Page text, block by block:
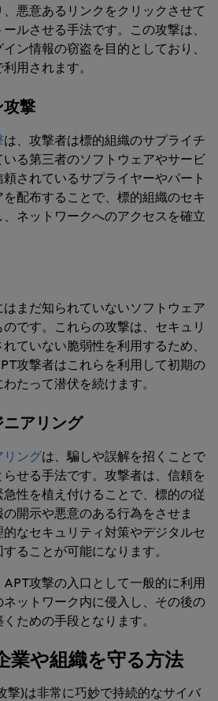
悪意あるリンクをクリックさせて
ルさせる手法です。この攻撃は、
ン情報の窃盗を目的としており、
用されます。
攻撃
は、攻撃者は標的組織のサプライチ
る第三者のソフトウェアやサービ
されているサプライヤーやパート
配布することで、標的組織のセキ
ネットワークへのアクセスを確立
まだ知られていないソフトウェア
です。これらの攻撃は、セキュリ
ていない脆弱性を利用するため、
攻撃者はこれらを利用して初期の
たって潜伏を続けます。
アリング
リングは、騙しや誤解を招くことで
せる手法です。攻撃者は、信頼を
性を植え付けることで、標的の従
開示や悪意のある行為をさせま
なセキュリティ対策やデジタルセ
ることが可能になります。
攻撃の入口として一般的に利用
ットワーク内に侵入し、その後の
ための手段となります。
業や組織を守る方法
撃)は非常に巧妙で持続的なサイバ